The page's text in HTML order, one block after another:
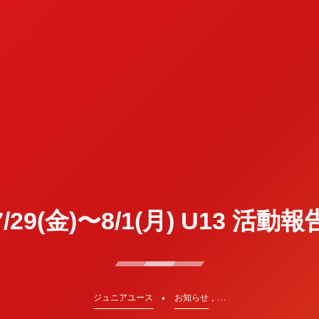
29(金)〜8/1(月) U13 活動報
ジュニアユース お知らせ, …